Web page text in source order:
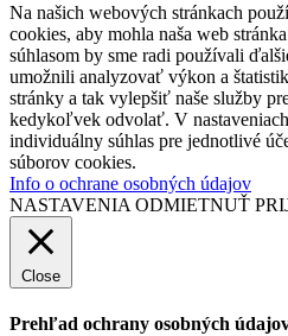
Na našich webových stránkach
cookies, aby mohla naša web
súhlasom by sme radi používali
umožnili analyzovať výkon a
stránky a tak vylepšiť naše služby
kedykoľvek odvolať. V
individuálny súhlas pre jednotlivé
súborov cookies.
Info o ochrane osobných údajov
NASTAVENIA ODMIETNUŤ
Close
Prehľad ochrany osobných